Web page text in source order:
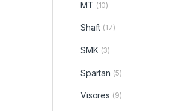
MT (10)
Shaft (17)
SMK (3)
Spartan (5)
Visores (9)